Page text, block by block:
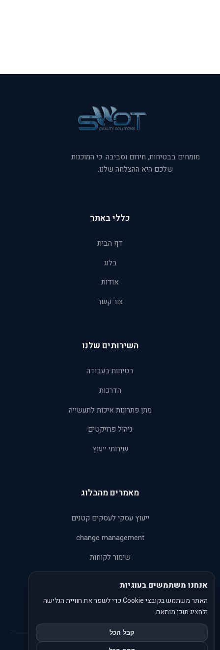
מומחים בבטיחות, חירום וסביבה. כי המוכנות
שלכם היא ההצלחה שלנו.
כללי באתר
דף הבית
בלוג
אודות
צור קשר
השירותים שלנו
בטיחות בעבודה
הדרכות
מתן פתרונות איכות לתעשייה
ניהול פרויקטים
שירותי ייעוץ
מאמרים מהבלוג
ייעוץ עסקי לעסקים קטנים
change management
שימור לקוחות
ניתוח SWOT
אנחנו משתמשים בעוגיות
האתר משתמש בקובצי Cookie כדי לשפר את חוויית הגלישה
ולהציג תוכן מותאם.
קבל הכל